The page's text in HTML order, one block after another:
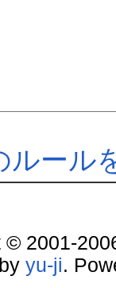
ルール
© 2001-
yu-ji.